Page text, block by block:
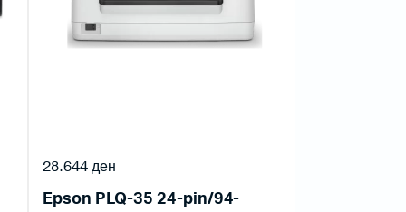
Epson PLQ-35 24-pin/94-
28.644ден